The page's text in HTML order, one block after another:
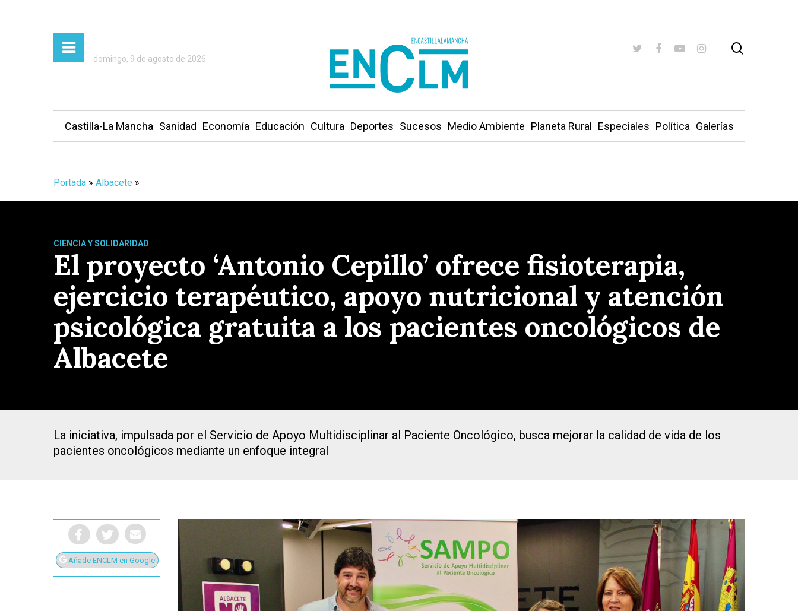
domingo, 9 de agosto de 2026
Castilla-La Mancha Sanidad Economía Educación Cultura Deportes Sucesos Medio Ambiente Planeta Rural Especiales Política Galerías
Portada » Albacete »
CIENCIA Y SOLIDARIDAD
El proyecto ‘Antonio Cepillo’ ofrece fisioterapia,
ejercicio terapéutico, apoyo nutricional y atención
psicológica gratuita a los pacientes oncológicos de
Albacete
La iniciativa, impulsada por el Servicio de Apoyo Multidisciplinar al Paciente Oncológico, busca mejorar la calidad de vida de los
pacientes oncológicos mediante un enfoque integral
Añade ENCLM en Google